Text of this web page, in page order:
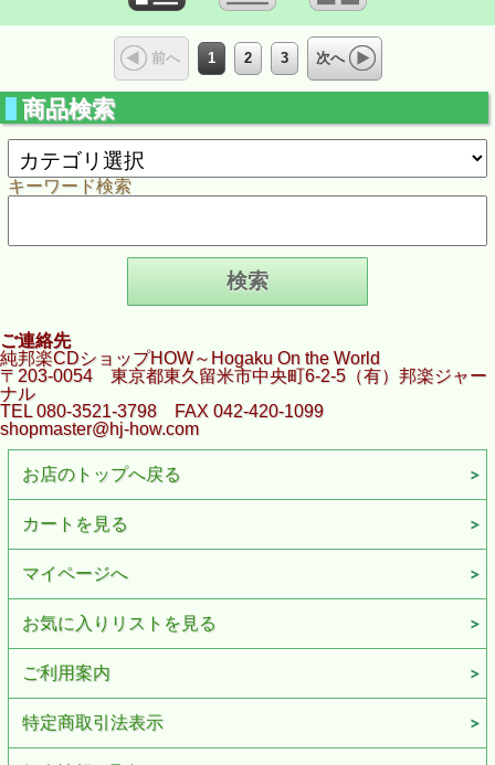
前へ 1 2 3 次へ
商品検索
キーワード検索
ご連絡先
純邦楽CDショップHOW～Hogaku On the World
〒203-0054 東京都東久留米市中央町6-2-5（有）邦楽ジャー
ナル
TEL 080-3521-3798 FAX 042-420-1099
shopmaster@hj-how.com
お店のトップへ戻る
カートを見る
マイページへ
お気に入りリストを見る
ご利用案内
特定商取引法表示